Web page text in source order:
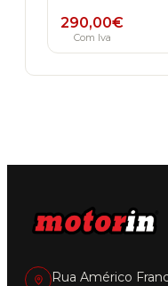
290,00€
Com Iva
Rua Américo